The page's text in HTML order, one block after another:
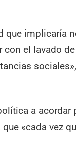
que implicaría
el lavado
a acordar
«cada vez